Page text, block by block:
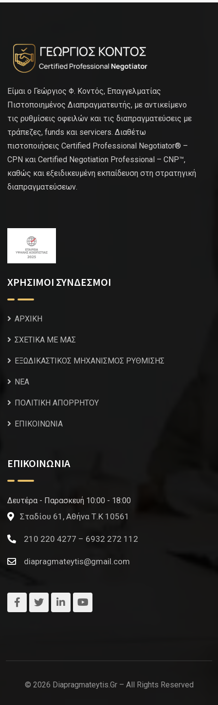
Είμαι ο Γεώργιος Φ. Κοντός, Επαγγελματίας
Πιστοποιημένος Διαπραγματευτής, με αντικείμενο
τις ρυθμίσεις οφειλών και τις διαπραγματεύσεις με
τράπεζες, funds και servicers. Διαθέτω
πιστοποιήσεις Certified Professional Negotiator® –
CPN και Certified Negotiation Professional – CNP™,
καθώς και εξειδικευμένη εκπαίδευση στη στρατηγική
διαπραγματεύσεων.
ΧΡΗΣΙΜΟΙ ΣΥΝΔΕΣΜΟΙ
ΑΡΧΙΚΗ
ΣΧΕΤΙΚΑ ΜΕ ΜΑΣ
ΕΞΩΔΙΚΑΣΤΙΚΟΣ ΜΗΧΑΝΙΣΜΟΣ ΡΥΘΜΙΣΗΣ
NEA
ΠΟΛΙΤΙΚΗ ΑΠΟΡΡΗΤΟΥ
ΕΠΙΚΟΙΝΩΝΙΑ
ΕΠΙΚΟΙΝΩΝΙΑ
Δευτέρα - Παρασκευή 10:00 - 18:00
Σταδίου 61, Αθήνα Τ.Κ 10561
210 220 4277 – 6932 272 112
diapragmateytis@gmail.com
© 2026 Diapragmateytis.gr – All Rights Reserved